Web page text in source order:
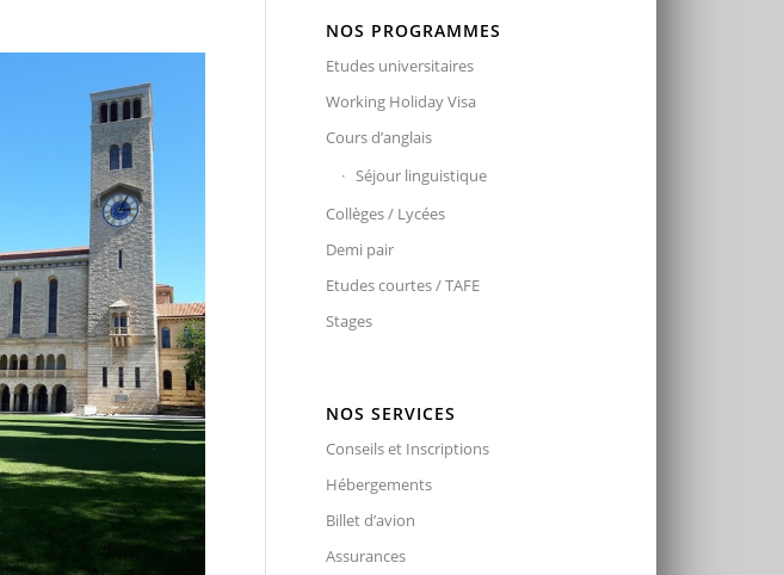
NOS PROGRAMMES
Etudes universitaires
Working Holiday Visa
Cours d’anglais
Séjour linguistique
Collèges / Lycées
Demi pair
Etudes courtes / TAFE
Stages
NOS SERVICES
Conseils et Inscriptions
Hébergements
Billet d’avion
Assurances